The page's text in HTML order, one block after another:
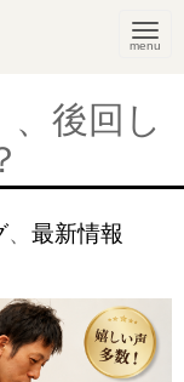
N
i
n
、後回し
、 最新情報